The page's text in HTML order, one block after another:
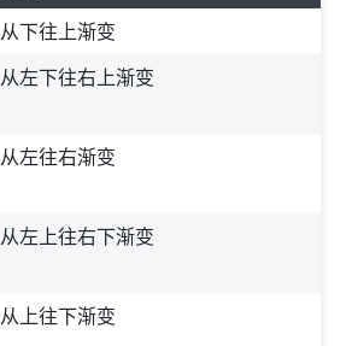
从下往上渐变
从左下往右上渐变
从左往右渐变
从左上往右下渐变
从上往下渐变